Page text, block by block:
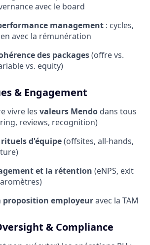
avec le board
management : cycles,
avec la rémunération
des packages(offre vs.
vs. equity)
& Engagement
vivre les valeurs Mendo dans tous
reviews, recognition)
rituels d'équipe(offsites, all-hands,
et la rétention (eNPS, exit
proposition employeuravec la TAM
& Compliance